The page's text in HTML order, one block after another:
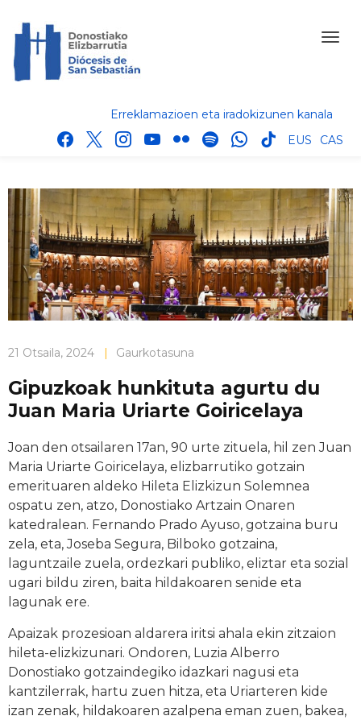
Erreklamazioen eta iradokizunen kanala
facebook
x instagram
youtube
flickr spotifywhatsapp
tik
EUS CAS
21 Otsaila, 2024 | Gaurkotasuna
Gipuzkoak hunkituta agurtu du
Juan Maria Uriarte Goiricelaya
Joan den otsailaren 17an, 90 urte zituela, hil zen Juan
Maria Uriarte Goiricelaya, elizbarrutiko gotzain
emerituaren aldeko Hileta Elizkizun Solemnea
ospatu zen, atzo, Donostiako Artzain Onaren
katedralean. Fernando Prado Ayuso, gotzaina buru
zela, eta, Joseba Segura, Bilboko gotzaina,
laguntzaile zuela, ordezkari publiko, eliztar eta sozial
ugari bildu ziren, baita hildakoaren senide eta
lagunak ere.
Apaizak prozesioan aldarera iritsi ahala ekin zitzaion
hileta-elizkizunari. Ondoren, Luzia Alberro
Donostiako gotzaindegiko idazkari nagusi eta
kantzilerrak, hartu zuen hitza, eta Uriarteren kide
izan zenak, hildakoaren azalpena eman zuen, bakea,